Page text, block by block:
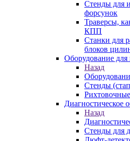
Стенды для
форсунок
Траверсы,
КПП
Станки для
блоков
Оборудование для
Назад
Стенды
Диагностическое
Назад
Стенды для